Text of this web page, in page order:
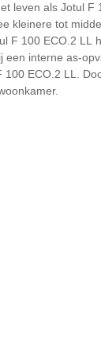
leven als Jotul F
kleinere tot
F 100 ECO.2 LL
een interne as-
100 ECO.2 LL.